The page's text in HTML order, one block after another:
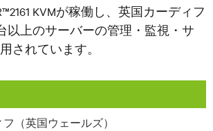
KVMが稼働し、英国カーディフ
以上のサーバーの管理・監視・サ
されています。
（英国ウェールズ）